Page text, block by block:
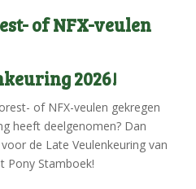
of NFX-veulen
2026!
of NFX-veulen gekregen
heeft deelgenomen? Dan
de Late Veulenkeuring van
Pony Stamboek!